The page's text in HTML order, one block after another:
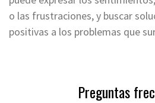
o las frustraciones, y buscar
positivas a los problemas que
Preguntas